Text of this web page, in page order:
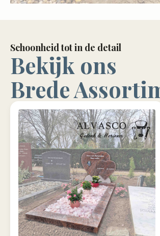
Schoonheid tot in de detail
Bekijk ons
Brede